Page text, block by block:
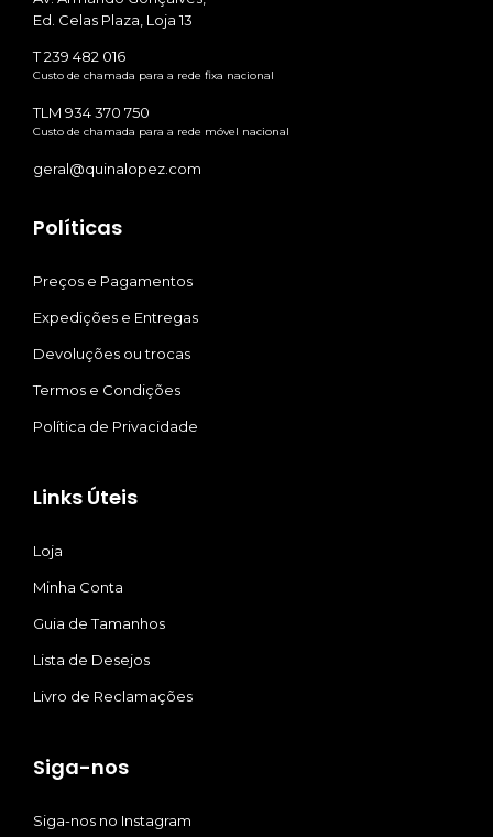
Ed. Celas Plaza, Loja 13
T 239 482 016
Custo de chamada para a rede fixa nacional
TLM 934 370 750
Custo de chamada para a rede móvel nacional
geral@quinalopez.com
Políticas
Preços e Pagamentos
Expedições e Entregas
Devoluções ou trocas
Termos e Condições
Política de Privacidade
Links Úteis
Loja
Minha Conta
Guia de Tamanhos
Lista de Desejos
Livro de Reclamações
Siga-nos
Siga-nos no Instagram